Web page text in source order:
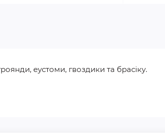
еустоми, гвоздики та брасіку.